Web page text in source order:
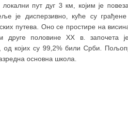
пут дуг 3 км, којим је
је дисперзивно, куће су
путева. Оно се простире на
половине XX в. започета је
од којих су 99,2% били Срби.
основна школа.